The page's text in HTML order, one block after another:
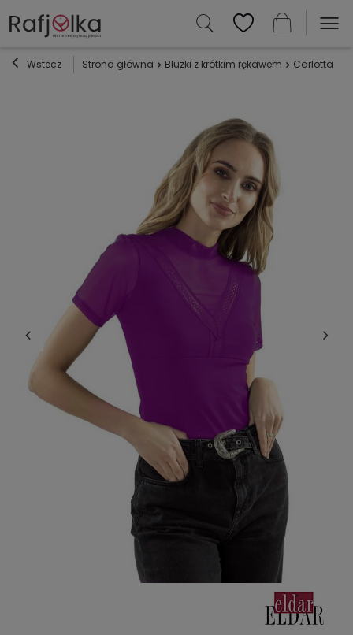
Wstecz Strona główna Bluzki z krótkim rękawem Carlotta